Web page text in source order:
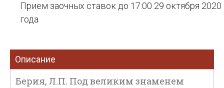
Прием заочных ставок до 17:00 29 октября 2020
года
Описание
Берия, Л.П. Под великим знаменем